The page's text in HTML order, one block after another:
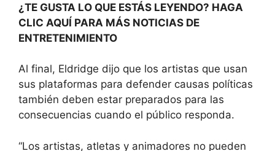
¿TE GUSTA LO QUE ESTÁS LEYENDO? HAGA
CLIC AQUÍ PARA MÁS NOTICIAS DE
ENTRETENIMIENTO
Al final, Eldridge dijo que los artistas que usan
sus plataformas para defender causas políticas
también deben estar preparados para las
consecuencias cuando el público responda.
“Los artistas, atletas y animadores no pueden